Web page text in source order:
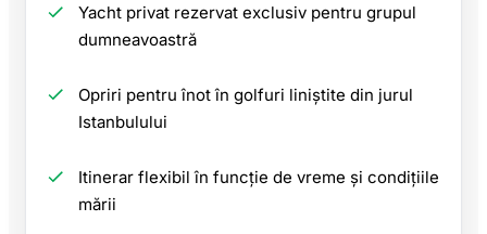
Yacht privat rezervat exclusiv pentru grupul
dumneavoastră
Opriri pentru înot în golfuri liniștite din jurul
Istanbulului
Itinerar flexibil în funcție de vreme și condițiile
mării